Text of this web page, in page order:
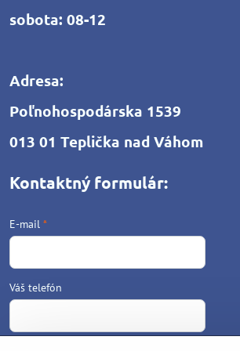
sobota: 08-12
Adresa:
Poľnohospodárska 1539
013 01 Teplička nad Váhom
Kontaktný formulár:
E-mail *
Váš telefón